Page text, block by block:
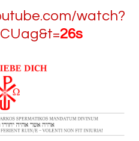
watch?
26s